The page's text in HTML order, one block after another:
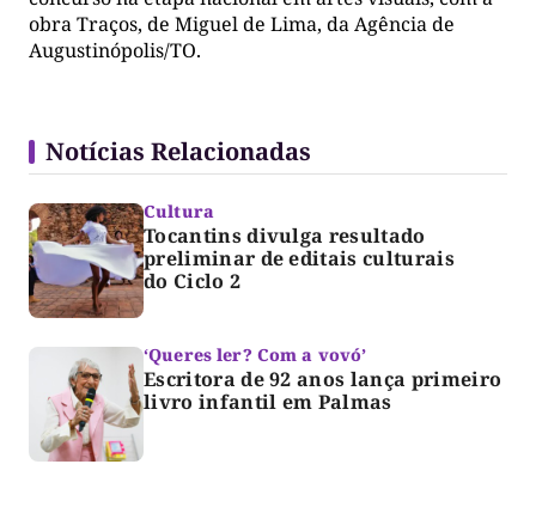
obra Traços, de Miguel de Lima, da Agência de
Augustinópolis/TO.
Notícias Relacionadas
Cultura
Tocantins divulga resultado
preliminar de editais culturais
do Ciclo 2
‘Queres ler? Com a vovó’
Escritora de 92 anos lança primeiro
livro infantil em Palmas